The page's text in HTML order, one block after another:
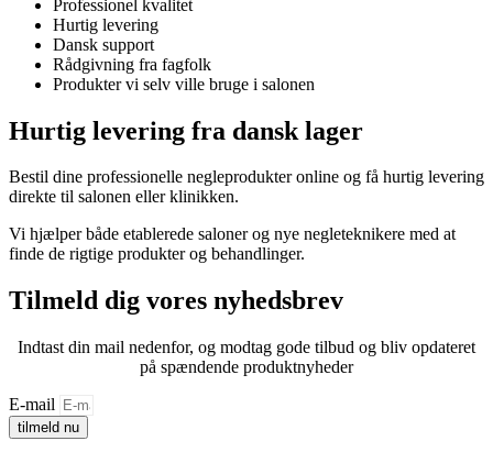
Professionel kvalitet
Hurtig levering
Dansk support
Rådgivning fra fagfolk
Produkter vi selv ville bruge i salonen
Hurtig levering fra dansk lager
Bestil dine professionelle negleprodukter online og få hurtig levering
direkte til salonen eller klinikken.
Vi hjælper både etablerede saloner og nye negleteknikere med at
finde de rigtige produkter og behandlinger.
Tilmeld dig vores nyhedsbrev
Indtast din mail nedenfor, og modtag gode tilbud og bliv opdateret
på spændende produktnyheder
E-mail
tilmeld nu